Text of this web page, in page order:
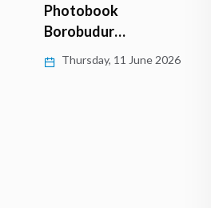
Photobook
Borobudur…
Thursday, 11 June 2026